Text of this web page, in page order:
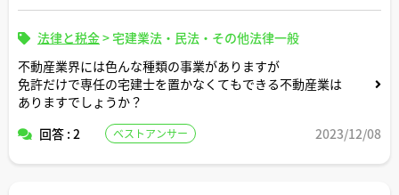
法律と税金>宅建業法・民法・その他法律一般
不動産業界には色んな種類の事業がありますが
免許だけで専任の宅建士を置かなくてもできる不動産業は
ありますでしょうか？
回答 : 2
ベストアンサー 2023/12/08